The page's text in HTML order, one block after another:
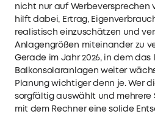
nicht nur auf Werbeversprechen
hilft dabei, Ertrag,
realistisch einzuschätzen und
Anlagengrößen miteinander zu
Gerade im Jahr 2026, in dem das
Balkonsolaranlagen weiter
Planung wichtiger denn je. Wer
sorgfältig auswählt und mehrere
mit dem Rechner eine solide